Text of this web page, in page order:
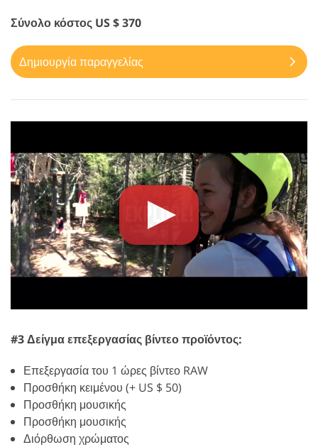
Σύνολο κόστος US $ 370
Δημιουργία παραγγελίας
#3 Δείγμα επεξεργασίας βίντεο προϊόντος:
Επεξεργασία του 1 ώρες βίντεο RAW
Προσθήκη κειμένου (+ US $ 50)
Προσθήκη μουσικής
Προσθήκη μουσικής
Διόρθωση χρώματος